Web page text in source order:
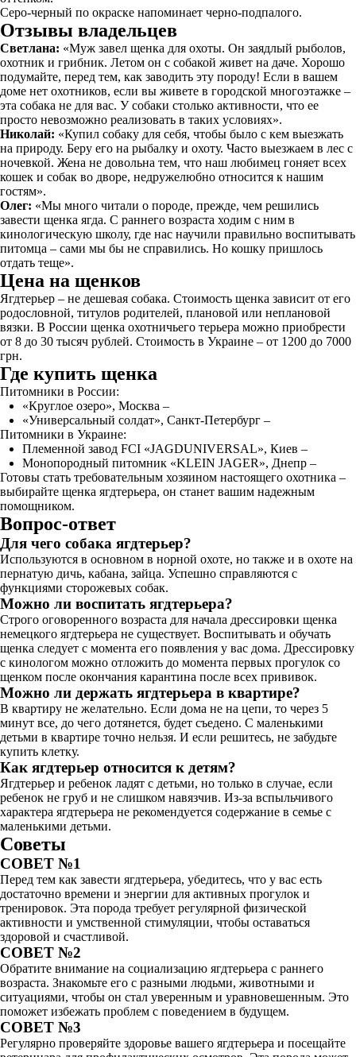
Серо-черный по окраске напоминает черно-подпалого.
Отзывы владельцев
Светлана: «Муж завел щенка для охоты. Он заядлый рыболов,
охотник и грибник. Летом он с собакой живет на даче. Хорошо
подумайте, перед тем, как заводить эту породу! Если в вашем
доме нет охотников, если вы живете в городской многоэтажке –
эта собака не для вас. У собаки столько активности, что ее
просто невозможно реализовать в таких условиях».
Николай: «Купил собаку для себя, чтобы было с кем выезжать
на природу. Беру его на рыбалку и охоту. Часто выезжаем в лес с
ночевкой. Жена не довольна тем, что наш любимец гоняет всех
кошек и собак во дворе, недружелюбно относится к нашим
гостям».
Олег: «Мы много читали о породе, прежде, чем решились
завести щенка ягда. С раннего возраста ходим с ним в
кинологическую школу, где нас научили правильно воспитывать
питомца – сами мы бы не справились. Но кошку пришлось
отдать теще».
Цена на щенков
Ягдтерьер – не дешевая собака. Стоимость щенка зависит от его
родословной, титулов родителей, плановой или неплановой
вязки. В России щенка охотничьего терьера можно приобрести
от 8 до 30 тысяч рублей. Стоимость в Украине – от 1200 до 7000
грн.
Где купить щенка
Питомники в России:
«Круглое озеро», Москва –
«Универсальный солдат», Санкт-Петербург –
Питомники в Украине:
Племенной завод FCI «JAGDUNIVERSAL», Киев –
Монопородный питомник «KLEIN JAGER», Днепр –
Готовы стать требовательным хозяином настоящего охотника –
выбирайте щенка ягдтерьера, он станет вашим надежным
помощником.
Вопрос-ответ
Для чего собака ягдтерьер?
Используются в основном в норной охоте, но также и в охоте на
пернатую дичь, кабана, зайца. Успешно справляются с
функциями сторожевых собак.
Можно ли воспитать ягдтерьера?
Строго оговоренного возраста для начала дрессировки щенка
немецкого ягдтерьера не существует. Воспитывать и обучать
щенка следует с момента его появления у вас дома. Дрессировку
с кинологом можно отложить до момента первых прогулок со
щенком после окончания карантина после всех прививок.
Можно ли держать ягдтерьера в квартире?
В квартиру не желательно. Если дома не на цепи, то через 5
минут все, до чего дотянется, будет съедено. С маленькими
детьми в квартире точно нельзя. И если решитесь, не забудьте
купить клетку.
Как ягдтерьер относится к детям?
Ягдтерьер и ребенок ладят с детьми, но только в случае, если
ребенок не груб и не слишком навязчив. Из-за вспыльчивого
характера ягдтерьера не рекомендуется содержание в семье с
маленькими детьми.
Советы
СОВЕТ №1
Перед тем как завести ягдтерьера, убедитесь, что у вас есть
достаточно времени и энергии для активных прогулок и
тренировок. Эта порода требует регулярной физической
активности и умственной стимуляции, чтобы оставаться
здоровой и счастливой.
СОВЕТ №2
Обратите внимание на социализацию ягдтерьера с раннего
возраста. Знакомьте его с разными людьми, животными и
ситуациями, чтобы он стал уверенным и уравновешенным. Это
поможет избежать проблем с поведением в будущем.
СОВЕТ №3
Регулярно проверяйте здоровье вашего ягдтерьера и посещайте